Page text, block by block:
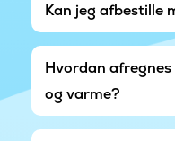
Kan jeg afbestille
Hvordan
og varme?